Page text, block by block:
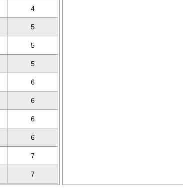
4
5
5
5
6
6
6
6
7
7